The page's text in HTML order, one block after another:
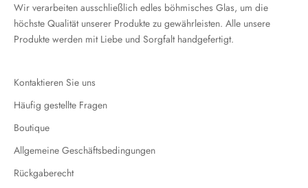
Wir verarbeiten ausschließlich edles böhmisches Glas, um die
höchste Qualität unserer Produkte zu gewährleisten. Alle unsere
Produkte werden mit Liebe und Sorgfalt handgefertigt.
Kontaktieren Sie uns
Häufig gestellte Fragen
Boutique
Allgemeine Geschäftsbedingungen
Rückgaberecht